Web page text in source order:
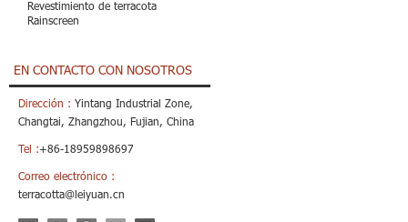
Revestimiento de terracota
Rainscreen
EN CONTACTO CON NOSOTROS
Dirección : Yintang Industrial Zone,
Changtai, Zhangzhou, Fujian, China
Tel :+86-18959898697
Correo electrónico :
terracotta@leiyuan.cn